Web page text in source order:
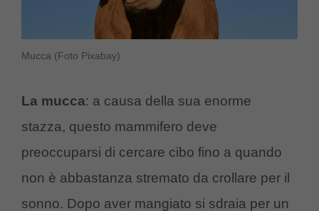
Mucca (Foto Pixabay)
La mucca: a causa della sua enorme
stazza, questo mammifero deve
preoccuparsi di cercare cibo fino a quando
non è abbastanza stremato da crollare per il
sonno. Dopo aver mangiato si sdraia per un